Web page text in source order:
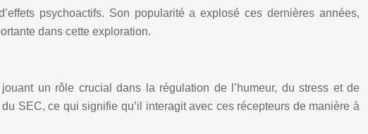
psychoactifs. Son popularité a explosé ces dernières années,
dans cette exploration.
un rôle crucial dans la régulation de l’humeur, du stress et de
SEC, ce qui signifie qu’il interagit avec ces récepteurs de manière à